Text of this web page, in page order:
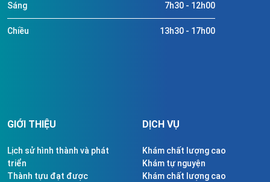
Sáng 7h30 - 12h00
Chiều 13h30 - 17h00
GIỚI THIỆU
Lịch sử hình thành và phát
triển
Thành tựu đạt được
DỊCH VỤ
Khám chất lượng cao
Khám tự nguyện
Khám chất lượng cao